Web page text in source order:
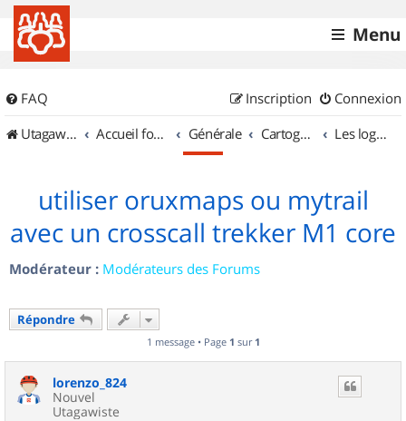
Menu
FAQ Connexion
Inscription
UtagawaVTT (Randos VTT et VTTAE avec traces GPS)
Accueil forum Générale Cartographie et GPS Les logiciels
utiliser oruxmaps ou mytrail
avec un crosscall trekker M1 core
Modérateur : Modérateurs des Forums
Répondre
1 message • Page 1 sur 1
lorenzo_824
Nouvel
Utagawiste